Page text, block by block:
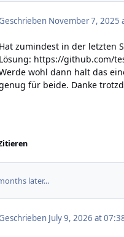
November 7, 2025
Hat zumindest in der letzten
Lösung: https://github.com/
wohl dann halt das
für beide. Danke
later...
July 9, 2026 at